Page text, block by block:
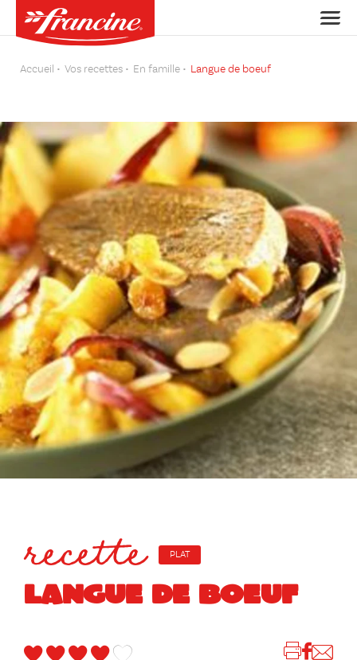
Accueil Vos recettes En famille Langue de boeuf
recette PLAT
LANGUE DE BOEUF